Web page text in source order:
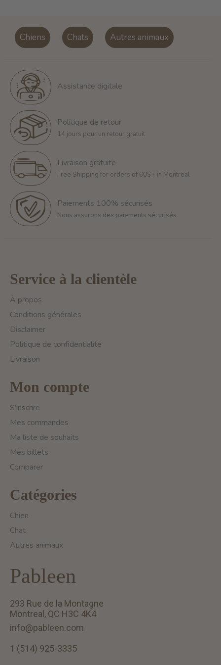
Chiens Chats Autres animaux
Assistance digitale
Politique de retour
14 jours pour un retour gratuit
Livraison gratuite
Free Shipping for orders of 60$+ in Montreal
Paiements 100% sécurisés
Nous assurons des paiements sécurisés
Service à la clientèle
À propos
Conditions générales
Disclaimer
Politique de confidentialité
Livraison
Mon compte
S'inscrire
Mes commandes
Ma liste de souhaits
Mes billets
Comparer
Catégories
Chien
Chat
Autres animaux
Pableen
293 Rue de la Montagne
Montreal, QC H3C 4K4
info@pableen.com
1 (514) 925-3335